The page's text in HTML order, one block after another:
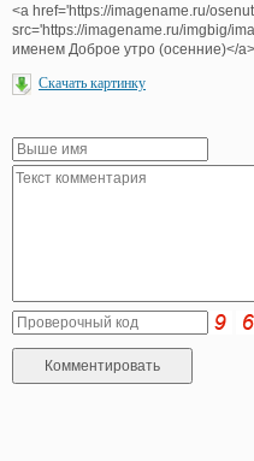
<a href='https://imagename.ru/
src='https://imagename.ru/imgbig/
именем Доброе утро (осенние)</a>
Скачать картинку